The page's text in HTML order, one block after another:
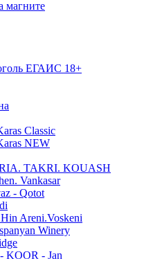
магните
ЕГАИС 18+
Classic
NEW
TAKRI. KOUASH
Vankasar
- Qotot
Areni.Voskeni
Winery
KOOR - Jan